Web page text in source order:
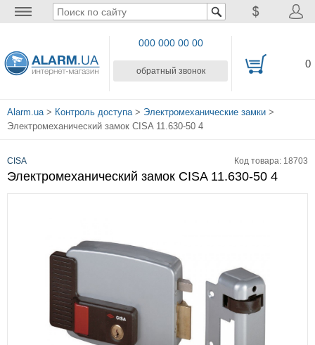
000 000 00 00
обратный звонок
0
Alarm.ua> Контроль доступа > Электромеханические замки >
Электромеханический замок CISA 11.630-50 4
CISA Код товара: 18703
Электромеханический замок CISA 11.630-50 4